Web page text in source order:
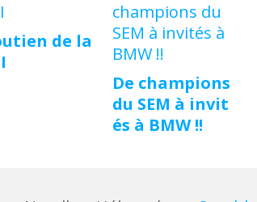
de la
De champions
du SEM à invit
és à BMW !!